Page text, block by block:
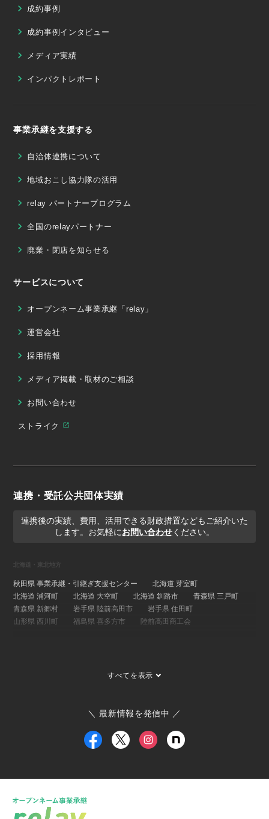
成約事例
成約事例インタビュー
メディア実績
インパクトレポート
事業承継を支援する
自治体連携について
地域おこし協力隊の活用
relay パートナープログラム
全国のrelayパートナー
廃業・閉店を知らせる
サービスについて
オープンネーム事業承継「relay」
運営会社
採用情報
メディア掲載・取材のご相談
お問い合わせ
ストライク
連携・受託公共団体実績
連携後の実績、費用、活用できる財政措置などもご紹介いた
します。お気軽にお問い合わせください。
すべてを表示
北海道・東北地方
秋田県 事業承継・引継ぎ支援センター
北海道 芽室町
北海道 浦河町
北海道 大空町 北海道 釧路市
青森県 三戸町
青森県 新郷村
岩手県 陸前高田市
岩手県 住田町
山形県 西川町
福島県 喜多方市 陸前高田商工会
茨城県 稲敷市 群馬県 桐生市
小田原箱根商工会議所
福井県 事業承継・引継ぎ支援センター
富山県
新潟県 南魚沼市
新潟県 糸魚川市
新潟県 出雲崎町
＼ 最新情報を発信中 ／